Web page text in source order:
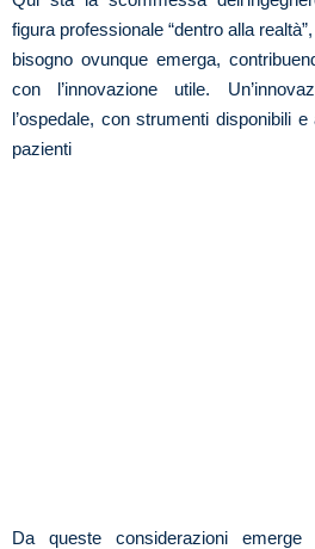
figura professionale “dentro alla
bisogno ovunque emerga,
con l’innovazione utile.
l’ospedale, con strumenti disponibili
pazienti
Da queste considerazioni